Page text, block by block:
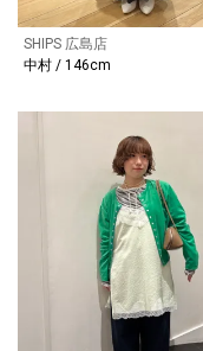
SHIPS 広島店
中村 / 146cm